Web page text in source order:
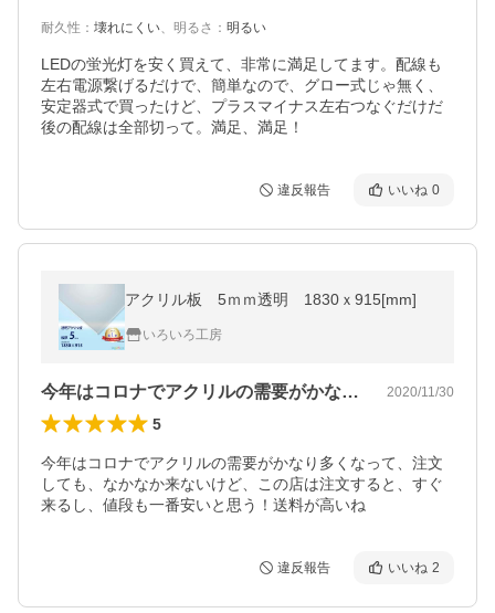
耐久性 ： 壊れにくい、 明るさ ： 明るい
LEDの蛍光灯を安く買えて、非常に満足してます。配線も
左右電源繋げるだけで、簡単なので、グロー式じゃ無く、
安定器式で買ったけど、プラスマイナス左右つなぐだけだ
後の配線は全部切って。満足、満足！
違反報告 いいね 0
アクリル板 5ｍｍ透明 1830ｘ915[mm]
いろいろ工房
今年はコロナでアクリルの需要がかなり多… 2020/11/30
5
今年はコロナでアクリルの需要がかなり多くなって、注文
しても、なかなか来ないけど、この店は注文すると、すぐ
来るし、値段も一番安いと思う！送料が高いね
違反報告 いいね 2